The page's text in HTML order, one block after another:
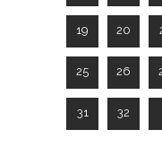
19 20
25 26
31 32